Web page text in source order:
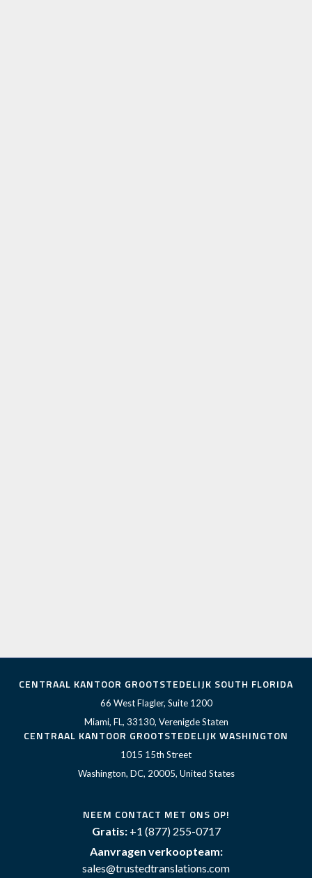
CENTRAAL KANTOOR GROOTSTEDELIJK SOUTH FLORIDA
66 West Flagler, Suite 1200
Miami, FL, 33130, Verenigde Staten
CENTRAAL KANTOOR GROOTSTEDELIJK WASHINGTON
1015 15th Street
Washington, DC, 20005, United States
NEEM CONTACT MET ONS OP!
Gratis: +1 (877) 255-0717
Aanvragen verkoopteam:
sales@trustedtranslations.com